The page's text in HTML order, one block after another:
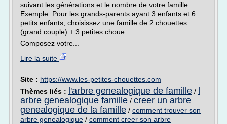
suivant les générations et le nombre de votre famille.
Exemple: Pour les grands-parents ayant 3 enfants et 6
petits enfants, choisissez une famille de 2 chouettes
(grand couple) + 3 petites choue...
Composez votre...
Lire la suite
Site : https://www.les-petites-chouettes.com
Thèmes liés :
l'arbre genealogique de famille /
arbre genealogique famille / creer un arbre
genealogique de la famille / comment trouver son
arbre genealogique / comment creer son arbre